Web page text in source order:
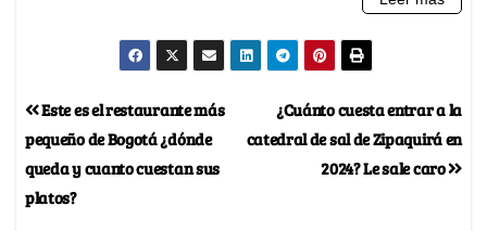
¿Cuánto cuesta entrar a la
catedral de sal de Zipaquirá en
2024? Le sale caro
Este es el restaurante más
pequeño de Bogotá ¿dónde
queda y cuanto cuestan sus
platos?